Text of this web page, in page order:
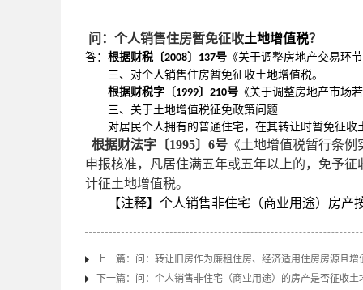
问：个人销售住房暂免征收土地增值税？
答： 根据财税〔2008〕 137号 《关于调整房地产交易环
三、对个人销售住房暂免征收土地增值税。
根据财税字〔1999〕 210号 《关于调整房地产市场
三、关于土地增值税征免政策问题
对居民个人拥有的普通住宅，在其转让时暂免征收
根据财法字〔1995〕 6号 《土地增值税暂行条
申报核准，凡居住满五年或五年以上的，免予
计征土地增值税。
【注释】个人销售非住宅（商业用途）房产
上一篇： 问：转让旧房作为廉租住房、经济适用住房房源且
下一篇： 问：个人销售非住宅（商业用途）的房产是否征收土